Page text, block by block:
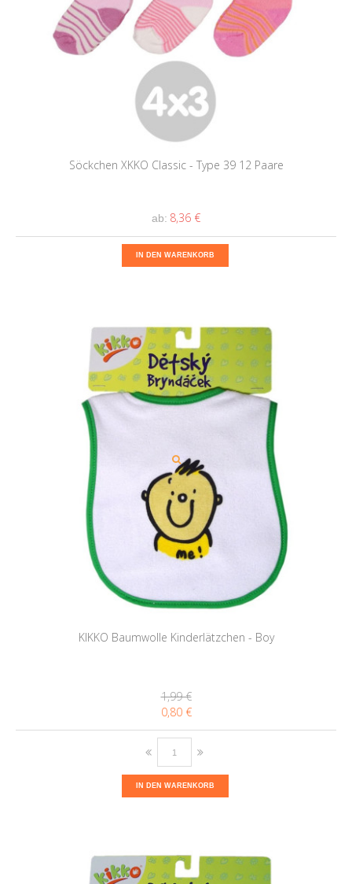
Söckchen XKKO Classic - Type 39 12 Paare
ab: 8,36 €
IN DEN WARENKORB
KIKKO Baumwolle Kinderlätzchen - Boy
1,99 €
0,80 €
IN DEN WARENKORB